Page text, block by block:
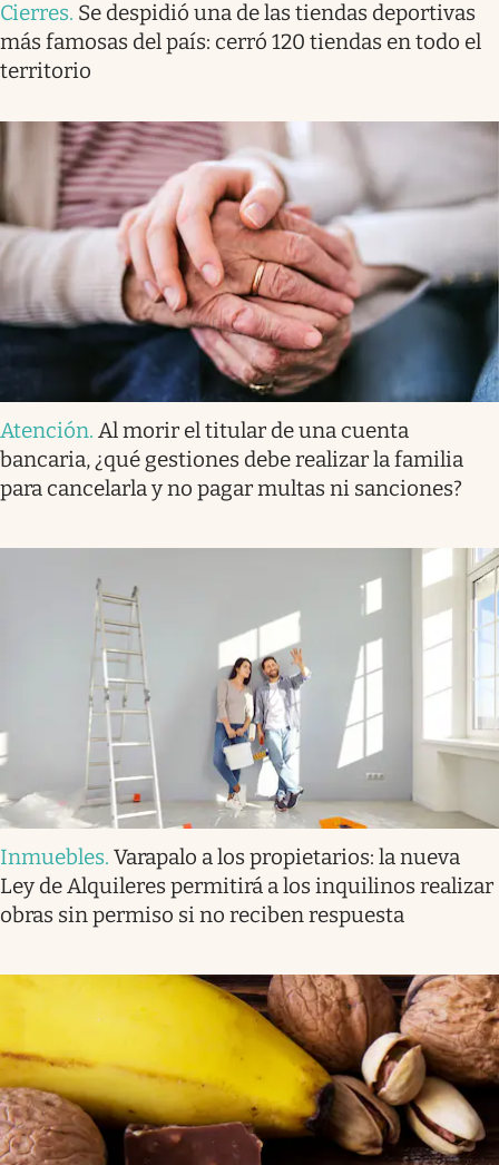
Cierres. Se despidió una de las tiendas deportivas
más famosas del país: cerró 120 tiendas en todo el
territorio
Atención. Al morir el titular de una cuenta
bancaria, ¿qué gestiones debe realizar la familia
para cancelarla y no pagar multas ni sanciones?
Inmuebles. Varapalo a los propietarios: la nueva
Ley de Alquileres permitirá a los inquilinos realizar
obras sin permiso si no reciben respuesta